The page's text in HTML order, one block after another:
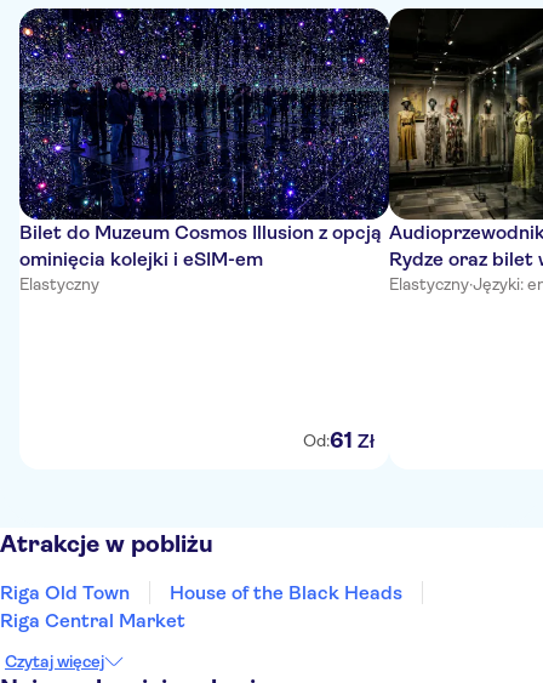
Bilet do Muzeum Cosmos Illusion z opcją
ominięcia kolejki i eSIM-em
Elastyczny
Od:61 Zł
Rydze oraz bilet
Elastyczny·Języki:
Atrakcje w pobliżu
Riga Old Town
House of the Black Heads
Riga Central Market
Czytaj więcej